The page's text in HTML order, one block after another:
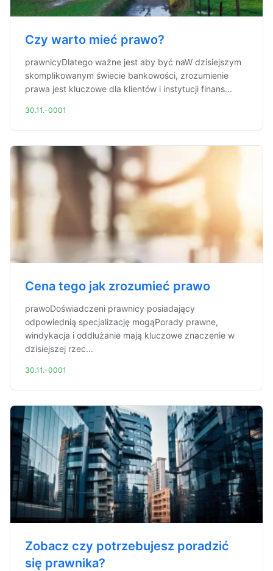
Czy warto mieć prawo?
prawnicyDlatego ważne jest aby być naW dzisiejszym
skomplikowanym świecie bankowości, zrozumienie
prawa jest kluczowe dla klientów i instytucji finans...
30.11.-0001
Cena tego jak zrozumieć prawo
prawoDoświadczeni prawnicy posiadający
odpowiednią specjalizację mogąPorady prawne,
windykacja i oddłużanie mają kluczowe znaczenie w
dzisiejszej rzec...
30.11.-0001
Zobacz czy potrzebujesz poradzić
się prawnika?